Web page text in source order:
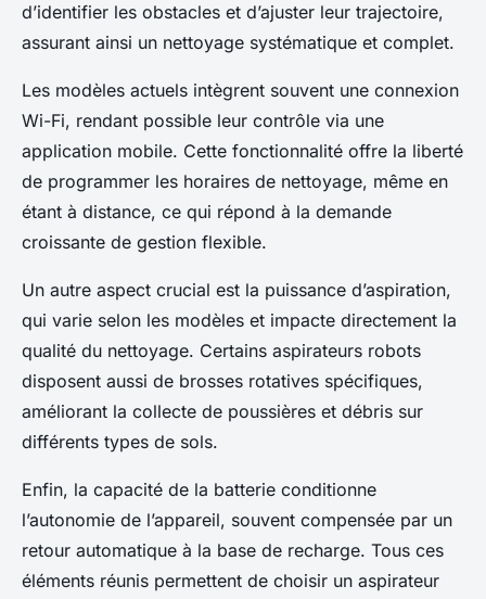
d’identifier les obstacles et d’ajuster leur trajectoire,
assurant ainsi un nettoyage systématique et complet.
Les modèles actuels intègrent souvent une connexion
Wi-Fi, rendant possible leur contrôle via une
application mobile. Cette fonctionnalité offre la liberté
de programmer les horaires de nettoyage, même en
étant à distance, ce qui répond à la demande
croissante de gestion flexible.
Un autre aspect crucial est la puissance d’aspiration,
qui varie selon les modèles et impacte directement la
qualité du nettoyage. Certains aspirateurs robots
disposent aussi de brosses rotatives spécifiques,
améliorant la collecte de poussières et débris sur
différents types de sols.
Enfin, la capacité de la batterie conditionne
l’autonomie de l’appareil, souvent compensée par un
retour automatique à la base de recharge. Tous ces
éléments réunis permettent de choisir un aspirateur